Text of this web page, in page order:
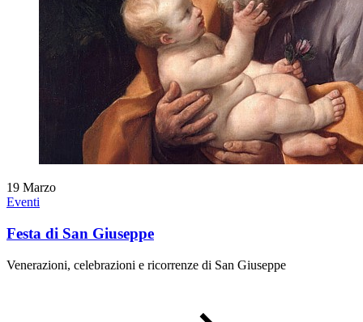
19 Marzo
Eventi
Festa di San Giuseppe
Venerazioni, celebrazioni e ricorrenze di San Giuseppe